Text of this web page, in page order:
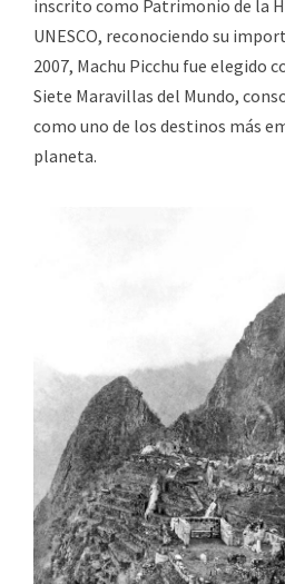
inscrito como Patrimonio de la
UNESCO, reconociendo su
2007, Machu Picchu fue elegido
Siete Maravillas del Mundo,
como uno de los destinos más
planeta.